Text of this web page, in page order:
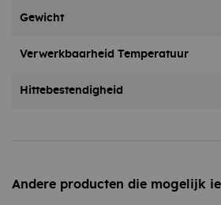
Gewicht
Verwerkbaarheid Temperatuur
Hittebestendigheid
Andere producten die mogelijk